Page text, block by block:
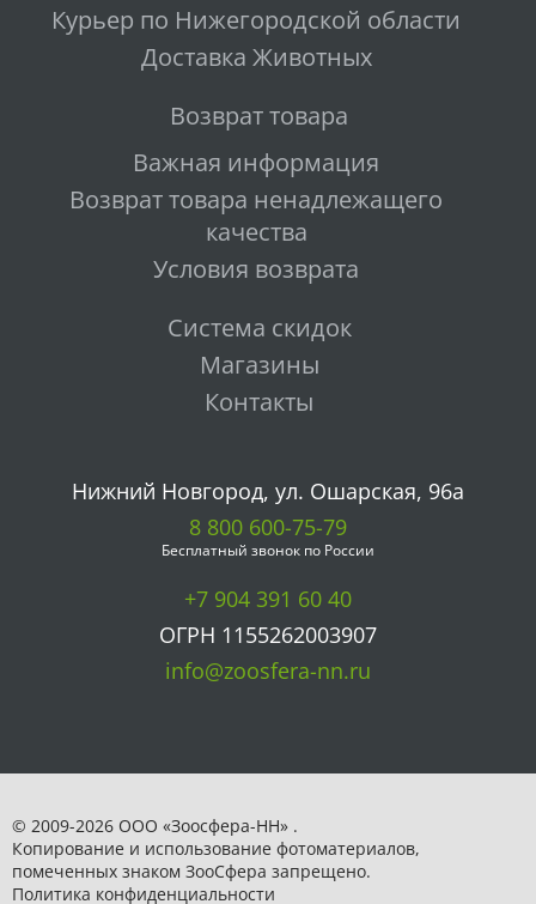
Курьер по Нижегородской области
Доставка Животных
Возврат товара
Важная информация
Возврат товара ненадлежащего
качества
Условия возврата
Система скидок
Магазины
Контакты
Нижний Новгород, ул. Ошарская, 96а
8 800 600-75-79
Бесплатный звонок по России
+7 904 391 60 40
ОГРН 1155262003907
info@zoosfera-nn.ru
© 2009-2026 ООО «Зоосфера-НН» .
Копирование и использование фотоматериалов,
помеченных знаком ЗooСфера запрещено.
Политика конфиденциальности